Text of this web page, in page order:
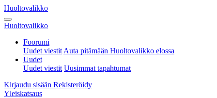
Huoltovalikko
Huoltovalikko
Foorumi
Uudet viestit Auta pitämään Huoltovalikko elossa
Uudet
Uudet viestit Uusimmat tapahtumat
Kirjaudu sisään Rekisteröidy
Yleiskatsaus